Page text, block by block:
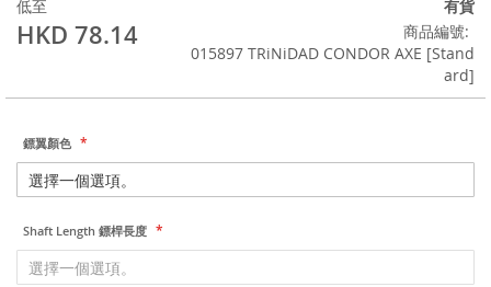
低至
HKD 78.14
有貨
商品編號
015897 TRiNiDAD CONDOR AXE [Stand
ard]
鏢翼顏色
Shaft Length 鏢桿長度
of
the